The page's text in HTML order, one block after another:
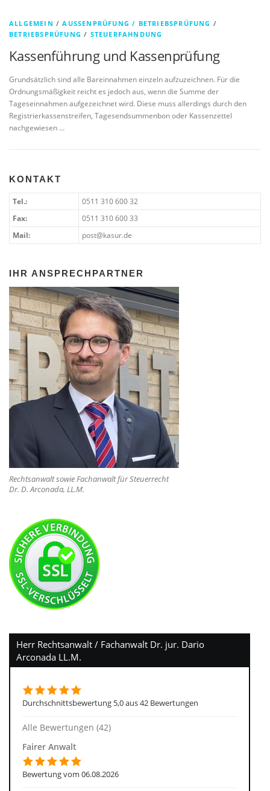
ALLGEMEIN /AUSSENPRÜFUNG / BETRIEBSPRÜFUNG
/
BETRIEBSPRÜFUNG / STEUERFAHNDUNG
Kassenführung und Kassenprüfung
Grundsätzlich sind alle Bareinnahmen einzeln aufzuzeichnen. Für die
Ordnungsmäßigkeit reicht es jedoch aus, wenn die Summe der
Tageseinnahmen aufgezeichnet wird. Diese muss allerdings durch den
Registrierkassenstreifen, Tagesendsummenbon oder Kassenzettel
nachgewiesen …
KONTAKT
Tel.:
0511 310 600 32
Fax:
0511 310 600 33
Mail:
post@kasur.de
IHR ANSPRECHPARTNER
Rechtsanwalt sowie Fachanwalt für Steuerrecht
Dr. D. Arconada, LL.M.
Herr Rechtsanwalt / Fachanwalt Dr. jur. Dario
Arconada LL.M.
Durchschnittsbewertung 5,0 aus 42 Bewertungen
Alle Bewertungen (42)
Fairer Anwalt
Bewertung vom 06.08.2026